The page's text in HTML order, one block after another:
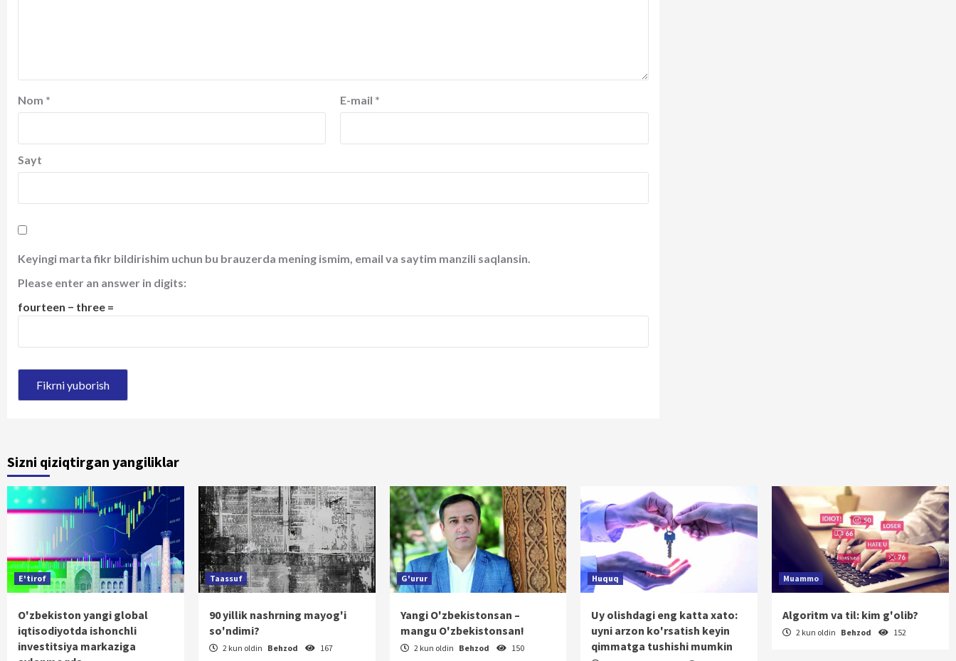
Nom * E-mail *
Sayt
Keyingi marta fikr bildirishim uchun bu brauzerda mening ismim, email va saytim manzili saqlansin.
Please enter an answer in digits:
fourteen − three =
Sizni qiziqtirgan yangiliklar
E'tirof
O'zbekiston yangi global
iqtisodiyotda ishonchli
investitsiya markaziga
Taassuf
90 yillik nashrning mayog'i
so'ndimi?
2 kun oldin Behzod 167
G'urur
Yangi O'zbekistonsan –
mangu O'zbekistonsan!
2 kun oldin Behzod 150
Huquq
Uy olishdagi eng katta xato:
uyni arzon ko'rsatish keyin
qimmatga tushishi mumkin
Muammo
Algoritm va til: kim g'olib?
2 kun oldin Behzod 152